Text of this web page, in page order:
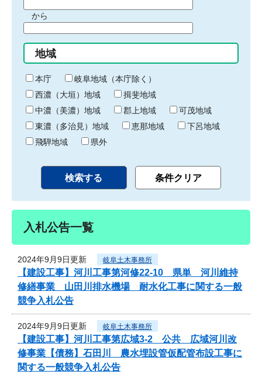
間
始
り
から
間
終
わ
り
地域
本庁
岐阜地域（本庁除く）
西濃（大垣）地域
揖斐地域
中濃（美濃）地域
郡上地域
可茂地域
東濃（多治見）地域
恵那地域
下呂地域
飛騨地域
県外
入札公告一覧
2024年9月9日更新 岐阜土木事務所
【建設工事】河川工事第河修22-10 県単 河川維持
修繕事業 山田川排水機場 耐水化工事に関する一般
競争入札公告
2024年9月9日更新 岐阜土木事務所
【建設工事】河川工事第広域3-2 公共 広域河川改
修事業【債務】石田川 農水埋設管仮配管布設工事に
関する一般競争入札公告